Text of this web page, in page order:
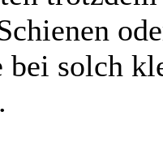
solch